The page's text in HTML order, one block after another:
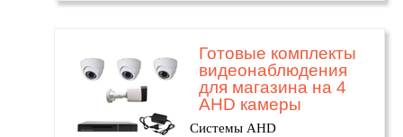
Готовые комплекты
видеонаблюдения
для магазина на 4
AHD камеры
Системы AHD